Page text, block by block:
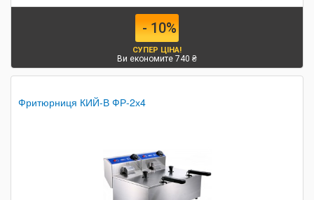
- 10%
СУПЕР ЦІНА!
Ви економите 740 ₴
Фритюрниця КИЙ-В ФР-2х4